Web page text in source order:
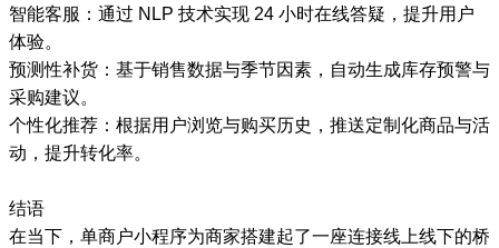
智能客服：通过 NLP 技术实现 24 小时在线答疑，提升用户
体验。
预测性补货：基于销售数据与季节因素，自动生成库存预警与
采购建议。
个性化推荐：根据用户浏览与购买历史，推送定制化商品与活
动，提升转化率。
结语
在当下，单商户小程序为商家搭建起了一座连接线上线下的桥